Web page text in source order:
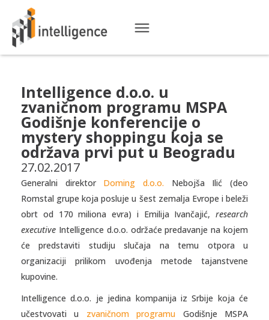
Intelligence d.o.o. u
zvaničnom programu MSPA
Godišnje konferencije o
mystery shoppingu koja se
održava prvi put u Beogradu
27.02.2017
Generalni direktor Doming d.o.o. Nebojša Ilić (deo
Romstal grupe koja posluje u šest zemalja Evrope i beleži
obrt od 170 miliona evra) i Emilija Ivančajić, research
executive Intelligence d.o.o. održaće predavanje na kojem
će predstaviti studiju slučaja na temu otpora u
organizaciji prilikom uvođenja metode tajanstvene
kupovine.
Intelligence d.o.o. je jedina kompanija iz Srbije koja će
učestvovati u zvaničnom programu Godišnje MSPA